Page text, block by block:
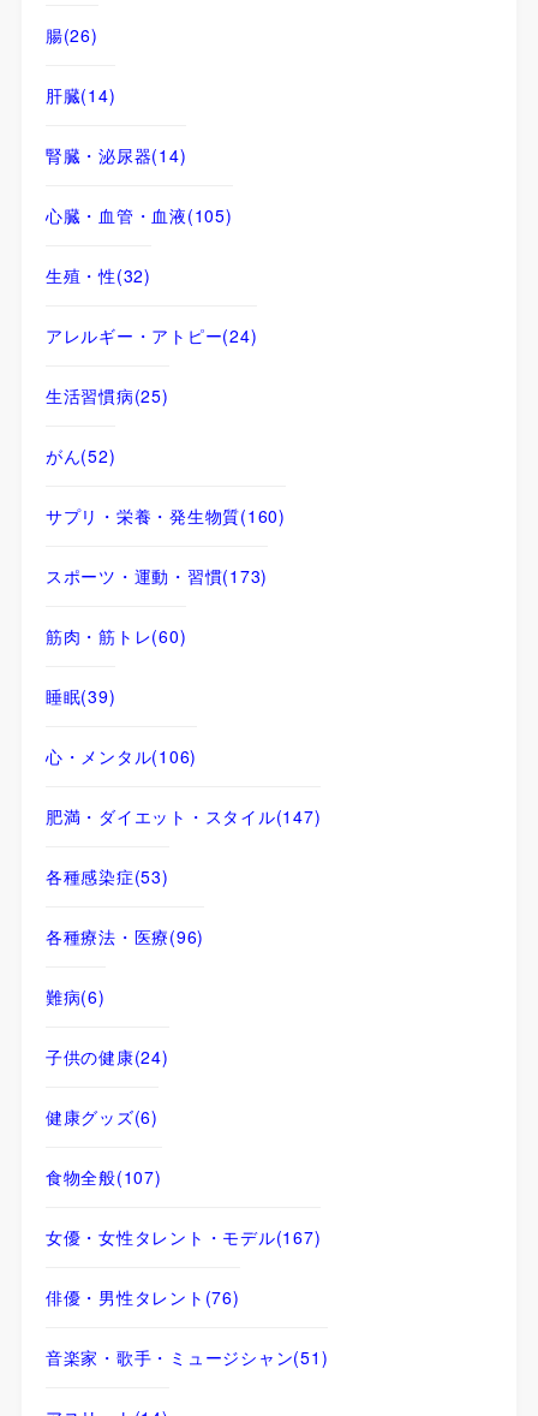
腸(26)
肝臓(14)
腎臓・泌尿器(14)
心臓・血管・血液(105)
生殖・性(32)
アレルギー・アトピー(24)
生活習慣病(25)
がん(52)
サプリ・栄養・発生物質(160)
スポーツ・運動・習慣(173)
筋肉・筋トレ(60)
睡眠(39)
心・メンタル(106)
肥満・ダイエット・スタイル(147)
各種感染症(53)
各種療法・医療(96)
難病(6)
子供の健康(24)
健康グッズ(6)
食物全般(107)
女優・女性タレント・モデル(167)
俳優・男性タレント (76)
音楽家・歌手・ミュージシャン(51)